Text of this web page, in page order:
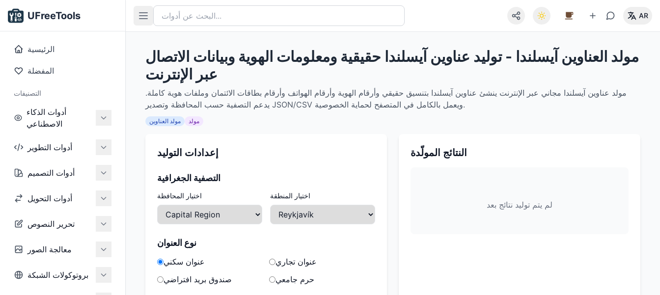
UFreeTools
الرئيسية
المفضلة
التصنيفات
أدوات الذكاء
الاصطناعي
أدوات التطوير
أدوات التصميم
أدوات التحويل
تحرير النصوص
معالجة الصور
بروتوكولات الشبكة
AR
مولد العناوين آيسلندا - توليد عناوين آيسلندا حقيقية ومعلومات الهوية وبيانات الاتصال
عبر الإنترنت
مولد عناوين آيسلندا مجاني عبر الإنترنت ينشئ عناوين آيسلندا بتنسيق حقيقي وأرقام الهوية وأرقام الهواتف وأرقام بطاقات الائتمان وملفات هوية كاملة.
يدعم التصفية حسب المحافظة وتصدير JSON/CSV ويعمل بالكامل في المتصفح لحماية الخصوصية.
مولد العناوين مولد
إعدادات التوليد
التصفية الجغرافية
اختيار المحافظة اختيار المنطقة
نوع العنوان
عنوان سكني
عنوان تجاري
صندوق بريد افتراضي
حرم جامعي
النتائج المولّدة
لم يتم توليد نتائج بعد